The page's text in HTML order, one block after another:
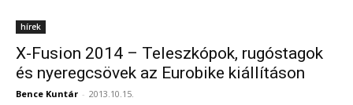
hírek
X-Fusion 2014 – Teleszkópok, rugóstagok
és nyeregcsövek az Eurobike kiállításon
Bence Kuntár - 2013.10.15.